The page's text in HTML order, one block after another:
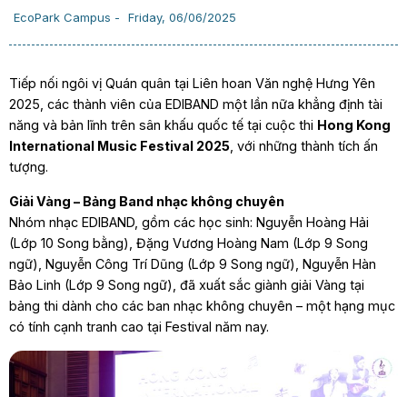
EcoPark Campus - Friday, 06/06/2025
Tiếp nối ngôi vị Quán quân tại Liên hoan Văn nghệ Hưng Yên
2025, các thành viên của EDIBAND một lần nữa khẳng định tài
năng và bản lĩnh trên sân khấu quốc tế tại cuộc thi Hong Kong
International Music Festival 2025, với những thành tích ấn
tượng.
Giải Vàng – Bảng Band nhạc không chuyên
Nhóm nhạc EDIBAND, gồm các học sinh: Nguyễn Hoàng Hải
(Lớp 10 Song bằng), Đặng Vương Hoàng Nam (Lớp 9 Song
ngữ), Nguyễn Công Trí Dũng (Lớp 9 Song ngữ), Nguyễn Hàn
Bảo Linh (Lớp 9 Song ngữ), đã xuất sắc giành giải Vàng tại
bảng thi dành cho các ban nhạc không chuyên – một hạng mục
có tính cạnh tranh cao tại Festival năm nay.